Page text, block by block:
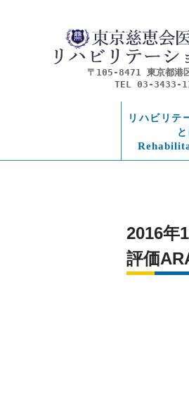
〒105-8471 東京都港
TEL 03-3433-
リハビリテ
2016年
評価